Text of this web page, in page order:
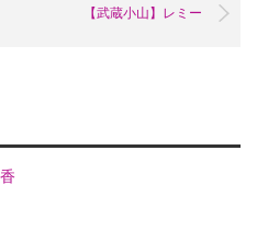
【武蔵小山】レミー